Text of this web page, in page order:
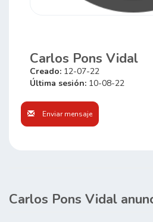
Carlos Pons Vidal
Creado: 12-07-22
Última sesión: 10-08-22
Enviar mensaje
Carlos Pons Vidal